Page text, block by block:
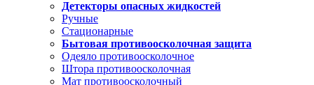
Детекторы опасных жидкостей
Ручные
Стационарные
Бытовая противоосколочная защита
Одеяло противоосколочное
Штора противоосколочная
Мат противоосколочный